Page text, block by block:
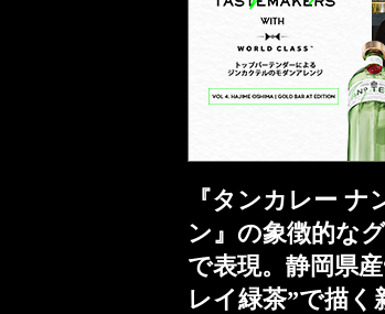
『タンカレー ナ
ン』の象徴的な
で表現。静岡県
レイ緑茶”で描く